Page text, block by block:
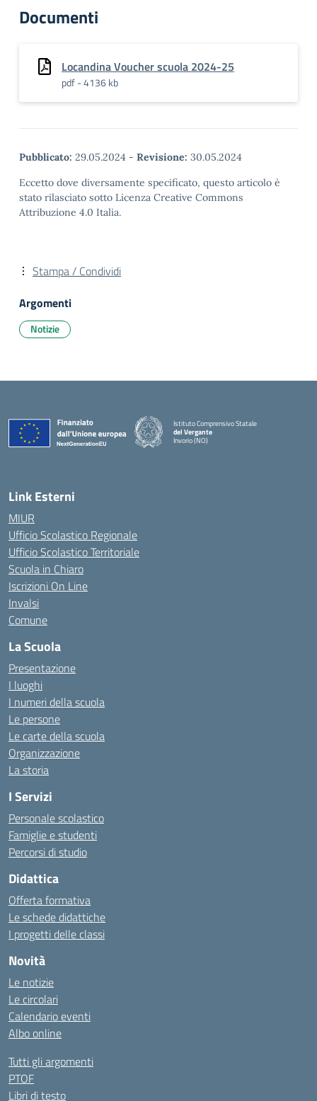
Documenti
Locandina Voucher scuola 2024-25
pdf - 4136 kb
Pubblicato: 29.05.2024 - Revisione: 30.05.2024
Eccetto dove diversamente specificato, questo articolo è
stato rilasciato sotto Licenza Creative Commons
Attribuzione 4.0 Italia.
Stampa / Condividi
Argomenti
Notizie
Istituto Comprensivo Statale
del Vergante
Invorio (NO)
Link Esterni
MIUR
Ufficio Scolastico Regionale
Ufficio Scolastico Territoriale
Scuola in Chiaro
Iscrizioni On Line
Invalsi
Comune
La Scuola
Presentazione
I luoghi
I numeri della scuola
Le persone
Le carte della scuola
Organizzazione
La storia
I Servizi
Personale scolastico
Famiglie e studenti
Percorsi di studio
Didattica
Offerta formativa
Le schede didattiche
I progetti delle classi
Novità
Le notizie
Le circolari
Calendario eventi
Albo online
Tutti gli argomenti
PTOF
Libri di testo